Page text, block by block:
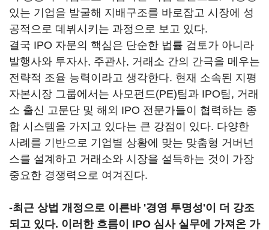
있는 기업을 발굴해 지배구조를 바로잡고 시장에 성
공적으로 데뷔시키는 과정으로 보고 있다.
결국 IPO 자문의 핵심은 단순한 법률 검토가 아니라
발행사와 투자사, 주관사, 거래소 간의 간극을 메우는
전략적 조율 능력이라고 생각한다. 현재 소속된 지평
자본시장 그룹에서는 사모펀드(PE)팀과 IPO팀, 거래
소 출신 고문단 및 해외 IPO 전문가들이 협력하는 종
합 시스템을 가지고 있다는 큰 강점이 있다. 다양한
사례를 기반으로 기업별 상황에 맞는 맞춤형 거버넌
스를 설계하고 거래소와 시장을 설득하는 것이 가장
중요한 경쟁력으로 여겨진다.
-최근 상법 개정으로 이른바 '경영 투명성'이 더 강조
되고 있다. 이러한 흐름이 IPO 심사 실무에 가져온 가